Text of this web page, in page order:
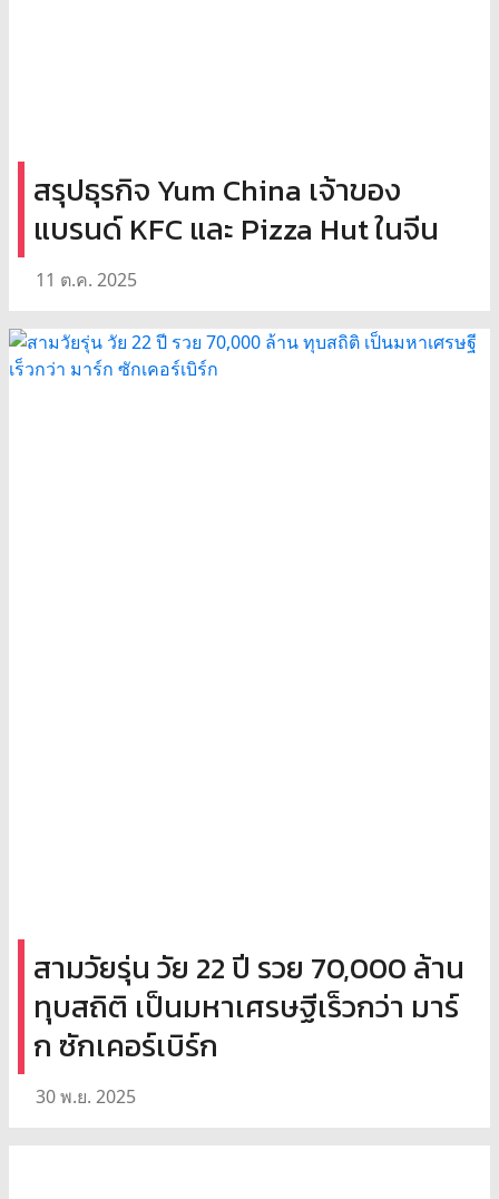
สรุปธุรกิจ Yum China เจ้าของ
แบรนด์ KFC และ Pizza Hut ในจีน
11 ต.ค. 2025
สามวัยรุ่น วัย 22 ปี รวย 70,000 ล้าน
ทุบสถิติ เป็นมหาเศรษฐีเร็วกว่า มาร์
ก ซักเคอร์เบิร์ก
30 พ.ย. 2025